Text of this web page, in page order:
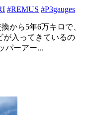
#REMUS #P3gauges
から5年6万キロで、
が入ってきているの
パーアー...